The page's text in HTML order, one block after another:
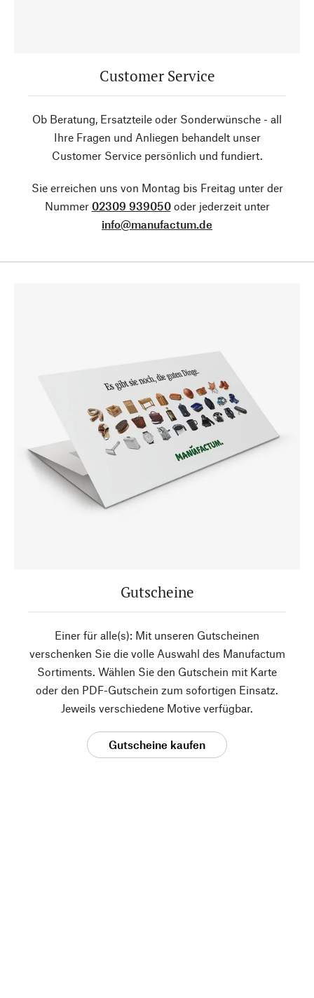
Customer Service
Ob Beratung, Ersatzteile oder Sonderwünsche - all
Ihre Fragen und Anliegen behandelt unser
Customer Service persönlich und fundiert.
Sie erreichen uns von Montag bis Freitag unter der
Nummer 02309 939050oder jederzeit unter
info@manufactum.de
Gutscheine
Einer für alle(s): Mit unseren Gutscheinen
verschenken Sie die volle Auswahl des Manufactum
Sortiments. Wählen Sie den Gutschein mit Karte
oder den PDF-Gutschein zum sofortigen Einsatz.
Jeweils verschiedene Motive verfügbar.
Gutscheine kaufen